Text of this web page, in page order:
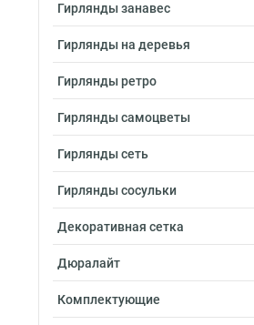
Гирлянды занавес
Гирлянды на деревья
Гирлянды ретро
Гирлянды самоцветы
Гирлянды сеть
Гирлянды сосульки
Декоративная сетка
Дюралайт
Комплектующие